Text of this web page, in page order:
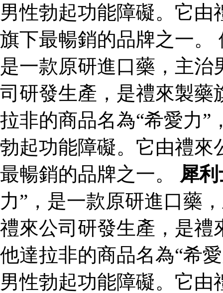
男性勃起功能障礙。它
旗下最暢銷的品牌之一。
是一款原研進口藥，主
司研發生產，是禮來製藥
拉非的商品名為“希愛力”
勃起功能障礙。它由禮來
最暢銷的品牌之一。 犀
力”，是一款原研進口藥
禮來公司研發生產，是禮
他達拉非的商品名為“希
男性勃起功能障礙。它